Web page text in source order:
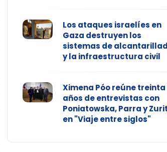
Los ataques israelíes en
Gaza destruyen los
sistemas de
y la infraestructura civil
Ximena Póo reúne treinta
años de entrevistas con
Poniatowska, Parra y
en "Viaje entre siglos"